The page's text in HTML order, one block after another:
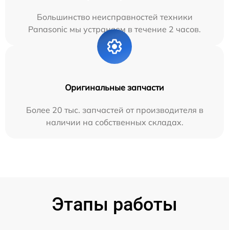
Большинство неисправностей техники
Panasonic мы устраняем в течение 2 часов.
Оригинальные запчасти
Более 20 тыс. запчастей от производителя в
наличии на собственных складах.
Этапы работы